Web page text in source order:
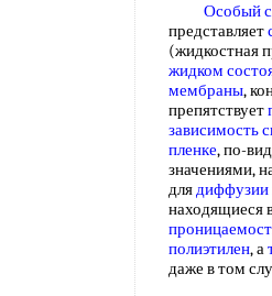
Особый
представляет
(жидкостная
жидком
мембраны,
препятствует
зависимость
пленке, по-
значениями,
длядиффузии
находящиеся
полиэтилен, а
даже в том